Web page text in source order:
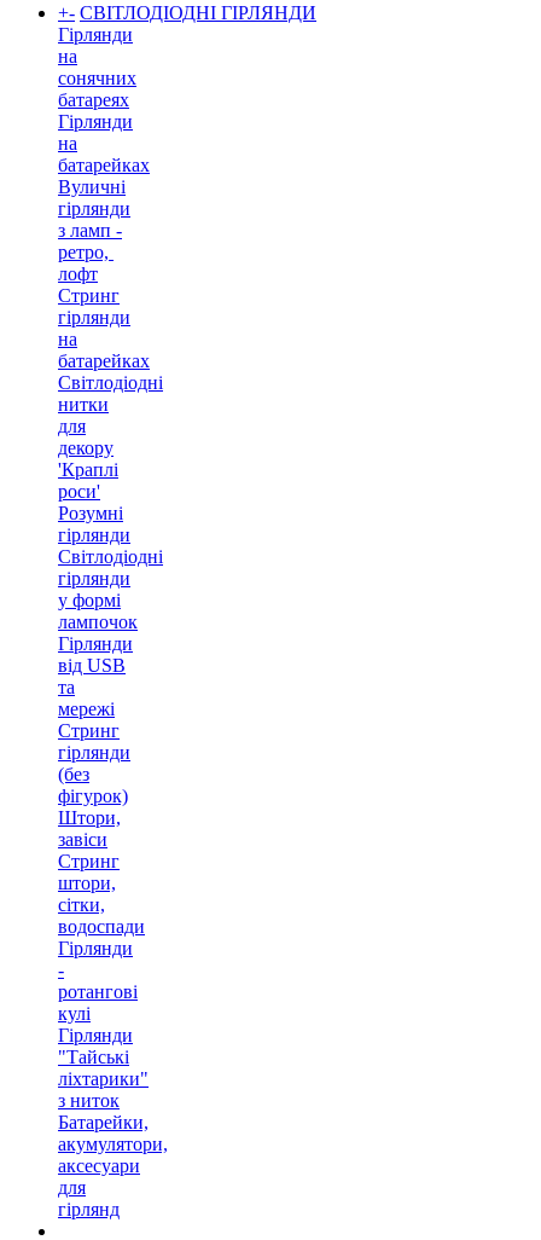
+- СВІТЛОДІОДНІ ГІРЛЯНДИ
Гірлянди
на
сонячних
батареях
Гірлянди
на
батарейках
Вуличні
гірлянди
з ламп -
ретро, ​​
лофт
Стринг
гірлянди
на
батарейках
Світлодіодні
нитки
для
декору
'Краплі
роси'
Розумні
гірлянди
Світлодіодні
гірлянди
у формі
лампочок
Гірлянди
від USB
та
мережі
Стринг
гірлянди
(без
фігурок)
Штори,
завіси
Стринг
штори,
сітки,
водоспади
Гірлянди
-
ротангові
кулі
Гірлянди
"Тайські
ліхтарики"
з ниток
Батарейки,
акумулятори,
аксесуари
для
гірлянд